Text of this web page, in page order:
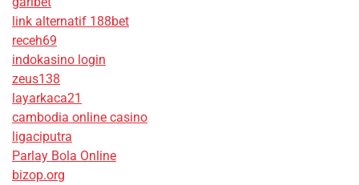
link alternatif 188bet
receh69
indokasino login
zeus138
layarkaca21
cambodia online casino
ligaciputra
Parlay Bola Online
bizop.org